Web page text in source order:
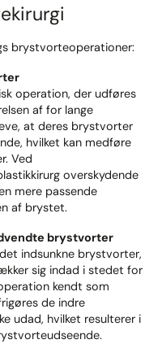
brystvorteoperationer:
operation, der udføres
af for lange
at deres brystvorter
hvilket kan medføre
Ved
overskydende
mere passende
af brystet.
brystvorter
indsunkne brystvorter,
sig indad i stedet for
kendt som
de indre
udad, hvilket resulterer i